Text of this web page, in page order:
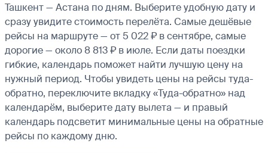
Ташкент — Астана по дням. Выберите удобную дату и
сразу увидите стоимость перелёта. Самые дешёвые
рейсы на маршруте — от 5 022 ₽ в сентябре, самые
дорогие — около 8 813 ₽ в июле. Если даты поездки
гибкие, календарь поможет найти лучшую цену на
нужный период. Чтобы увидеть цены на рейсы туда-
обратно, переключите вкладку «Туда-обратно» над
календарём, выберите дату вылета — и правый
календарь подсветит минимальные цены на обратные
рейсы по каждому дню.